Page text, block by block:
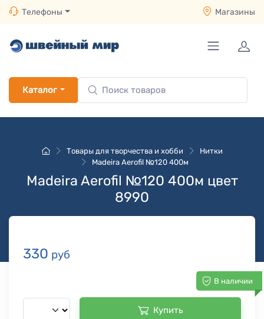
Телефоны Магазины
Каталог
Товары для творчества и хобби
Нитки
Madeira Aerofil №120 400м
Madeira Aerofil №120 400м цвет
8990
330 руб
В наличии
Купить